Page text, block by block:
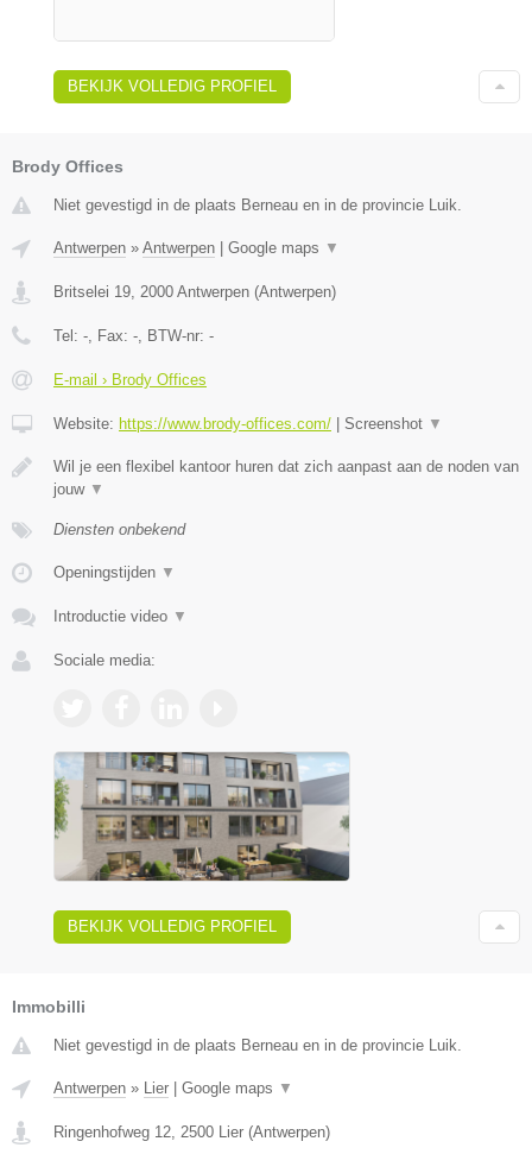
BEKIJK VOLLEDIG PROFIEL
Brody Offices
Niet gevestigd in de plaats Berneau en in de provincie Luik.
Antwerpen » Antwerpen Google maps ▼
Britselei 19, 2000 Antwerpen (Antwerpen)
Tel: -, Fax: -, BTW-nr: -
E-mail › Brody Offices
Website: https://www.brody-offices.com/ Screenshot ▼
Wil je een flexibel kantoor huren dat zich aanpast aan de noden van
jouw ▼
Diensten onbekend
Openingstijden ▼
Introductie video ▼
Sociale media:
BEKIJK VOLLEDIG PROFIEL
Immobilli
Niet gevestigd in de plaats Berneau en in de provincie Luik.
Antwerpen » Lier Google maps ▼
Ringenhofweg 12, 2500 Lier (Antwerpen)